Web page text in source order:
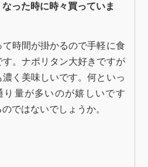
った時に時々買っていま
時間が掛かるので手軽に食
。ナポリタン大好きですが
く美味しいです。何といっ
り量が多いのが嬉しいです
ではないでしょうか。